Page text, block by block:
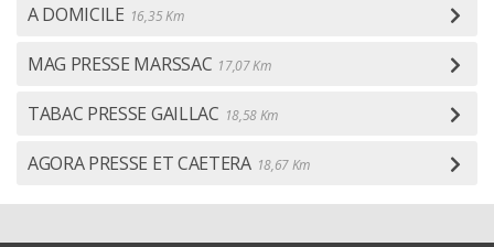
A DOMICILE 16,35 Km
MAG PRESSE MARSSAC 17,07 Km
TABAC PRESSE GAILLAC 18,58 Km
AGORA PRESSE ET CAETERA 18,67 Km